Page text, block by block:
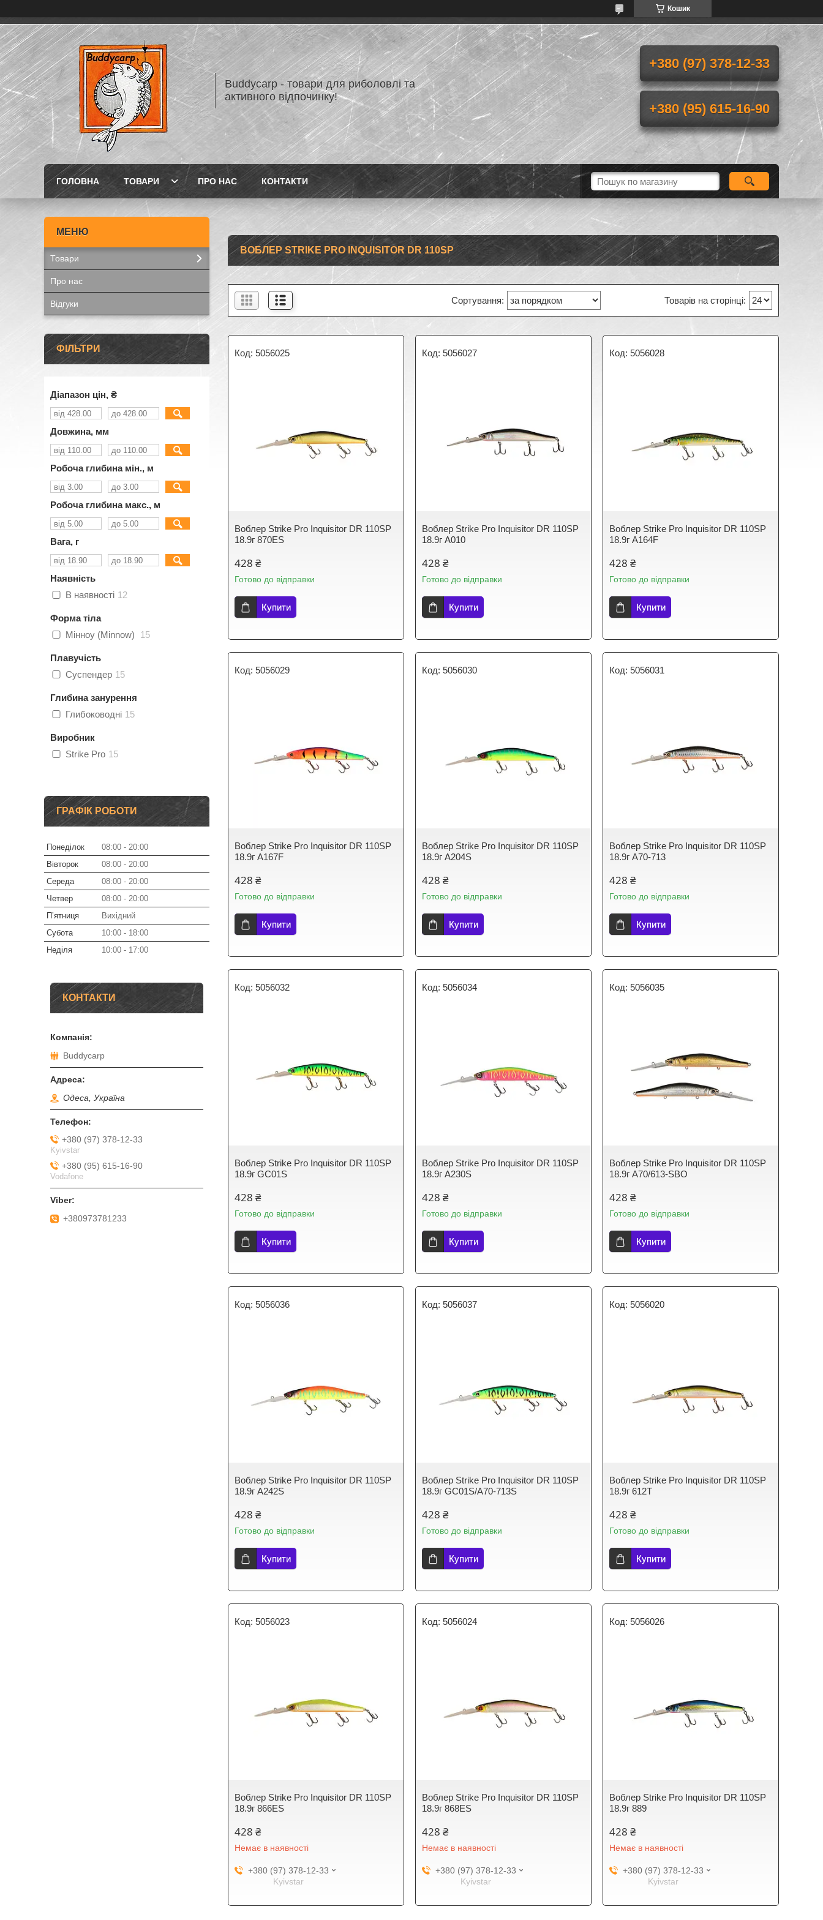
Кошик
Buddycarp - товари для риболовлі та
активного відпочинку!
+380 (97) 378-12-33
+380 (95) 615-16-90
ГОЛОВНА ТОВАРИ ПРО НАС КОНТАКТИ
ВОБЛЕР STRIKE PRO INQUISITOR DR 110SP
5056025
Воблер Strike Pro Inquisitor DR 110SP
18.9г 870ES
428 ₴
Готово до відправки
Купити
5056027
Воблер Strike Pro Inquisitor DR 110SP
18.9г A010
428 ₴
Готово до відправки
Купити
5056028
Воблер Strike Pro Inquisitor DR 110SP
18.9г A164F
428 ₴
Готово до відправки
Купити
5056029
Воблер Strike Pro Inquisitor DR 110SP
18.9г A167F
428 ₴
Готово до відправки
Купити
5056030
Воблер Strike Pro Inquisitor DR 110SP
18.9г A204S
428 ₴
Готово до відправки
Купити
5056031
Воблер Strike Pro Inquisitor DR 110SP
18.9г A70-713
428 ₴
Готово до відправки
Купити
5056032
Воблер Strike Pro Inquisitor DR 110SP
18.9г GC01S
428 ₴
Готово до відправки
Купити
5056034
Воблер Strike Pro Inquisitor DR 110SP
18.9г A230S
428 ₴
Готово до відправки
Купити
5056035
Воблер Strike Pro Inquisitor DR 110SP
18.9г A70/613-SBO
428 ₴
Готово до відправки
Купити
5056036
Воблер Strike Pro Inquisitor DR 110SP
18.9г A242S
428 ₴
Готово до відправки
Купити
5056037
Воблер Strike Pro Inquisitor DR 110SP
18.9г GC01S/A70-713S
428 ₴
Готово до відправки
Купити
5056020
Воблер Strike Pro Inquisitor DR 110SP
18.9г 612T
428 ₴
Готово до відправки
Купити
5056023
Воблер Strike Pro Inquisitor DR 110SP
18.9г 866ES
428 ₴
Немає в наявності
+380 (97) 378-12-33
Kyivstar
5056024
Воблер Strike Pro Inquisitor DR 110SP
18.9г 868ES
428 ₴
Немає в наявності
+380 (97) 378-12-33
Kyivstar
5056026
Воблер Strike Pro Inquisitor DR 110SP
18.9г 889
428 ₴
Немає в наявності
+380 (97) 378-12-33
Kyivstar
Товари
Про нас
Відгуки
ФІЛЬТРИ
Діапазон цін, ₴
Довжина, мм
Робоча глибина мін., м
Робоча глибина макс., м
Вага, г
Наявність
В наявності 12
Форма тіла
Мінноу (Minnow)
15
Плавучість
Суспендер 15
Глибина занурення
Глибоководні 15
Виробник
Strike Pro 15
ГРАФІК РОБОТИ
Понеділок 08:00
20:00
Вівторок
08:00
20:00
Середа
08:00
20:00
Четвер
08:00
20:00
Пʼятниця
Вихідний
Субота
10:00
18:00
Неділя
10:00 17:00
КОНТАКТИ
Buddycarp
Одеса, Україна
+380 (97) 378-12-33
Kyivstar
+380 (95) 615-16-90
Vodafone
+380973781233